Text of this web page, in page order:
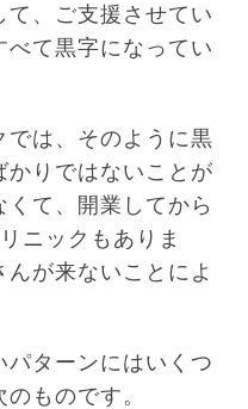
て、ご支援させてい
べて黒字になってい
では、そのように黒
かりではないことが
て、開業してから
ニックもありま
が来ないことによ
パターンにはいくつ
ものです。